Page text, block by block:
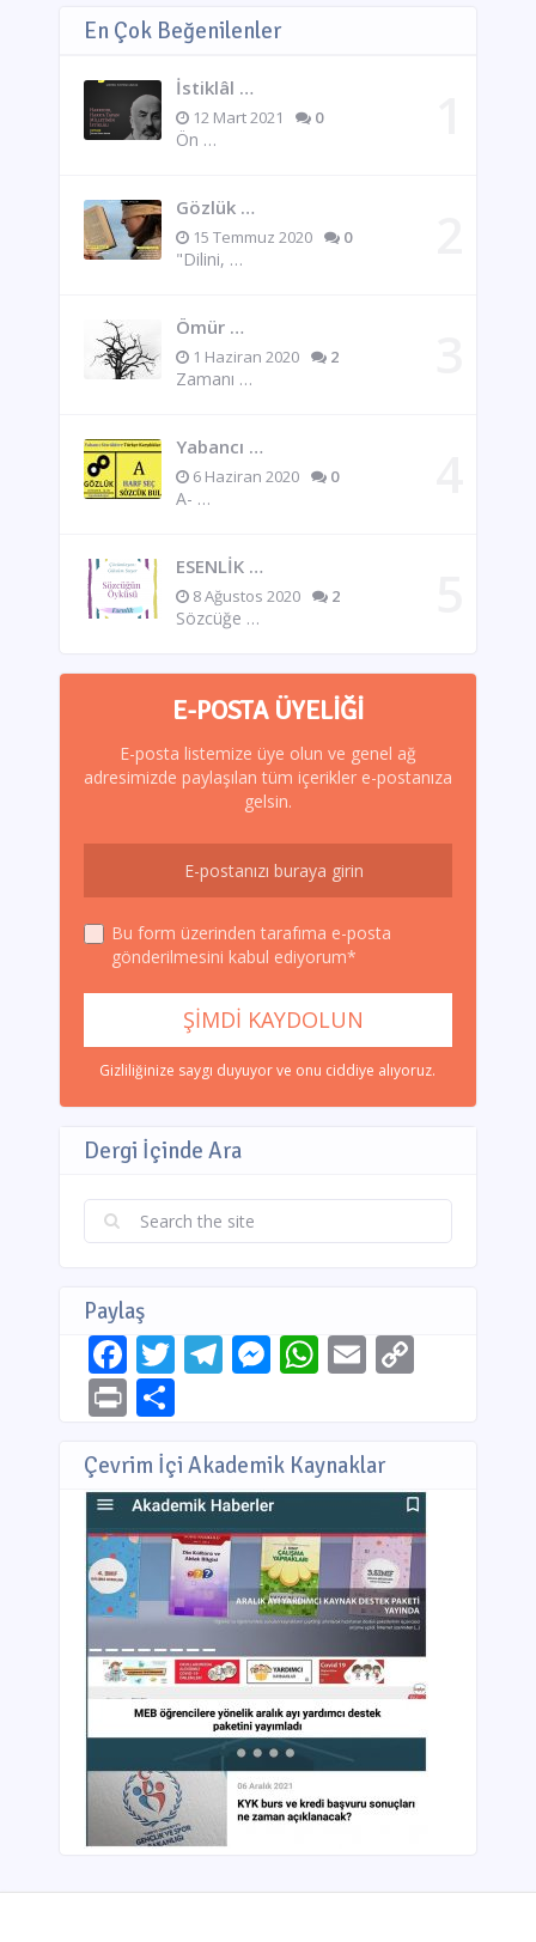
En Çok Beğenilenler
İstiklâl …
12 Mart 2021 0
Ön …
Gözlük …
15 Temmuz 2020 0
"Dilini, …
Ömür …
1 Haziran 2020 2
Zamanı …
Yabancı …
6 Haziran 2020 0
A- …
ESENLİK …
8 Ağustos 2020 2
Sözcüğe …
E-POSTA ÜYELIĞI
E-posta listemize üye olun ve genel ağ
adresimizde paylaşılan tüm içerikler e-postanıza
gelsin.
Bu form üzerinden tarafıma e-posta
gönderilmesini kabul ediyorum*
Gizliliğinize saygı duyuyor ve onu ciddiye alıyoruz.
Dergi İçinde Ara
Paylaş
Facebook
Twitter
Telegram
Messenger
WhatsApp
EmailCopy
PrintShare
Çevrim İçi Akademik Kaynaklar